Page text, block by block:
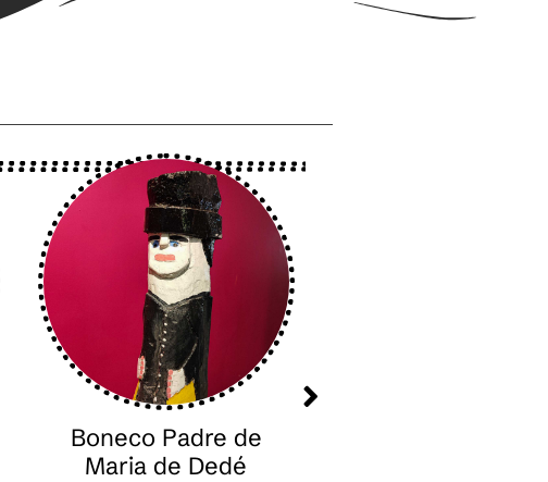
Boneco Padre de
Maria de Dedé